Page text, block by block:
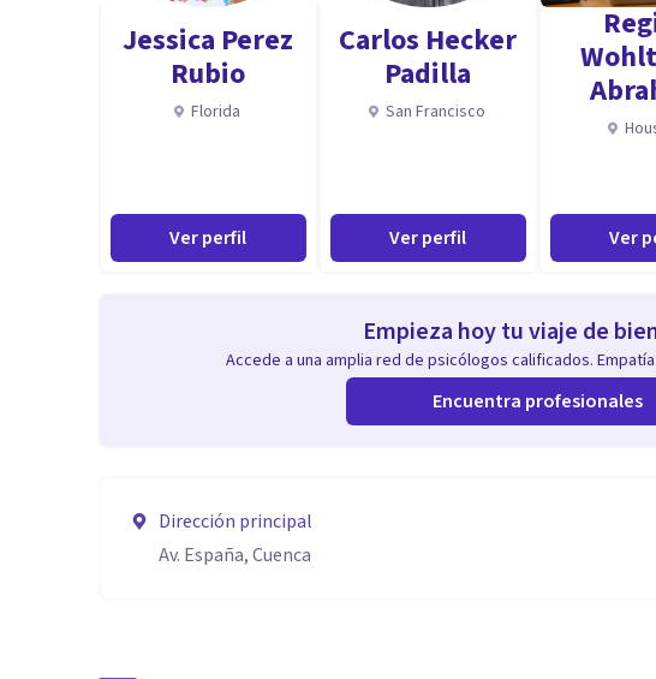
Jessica Perez
Rubio
Florida
Ver perfil
Carlos Hecker
Padilla
San Francisco
Ver perfil Ver
Empieza hoy tu viaje de
Accede a una amplia red de psicólogos calificados.
Encuentra profesionales
Dirección principal
Av. España, Cuenca